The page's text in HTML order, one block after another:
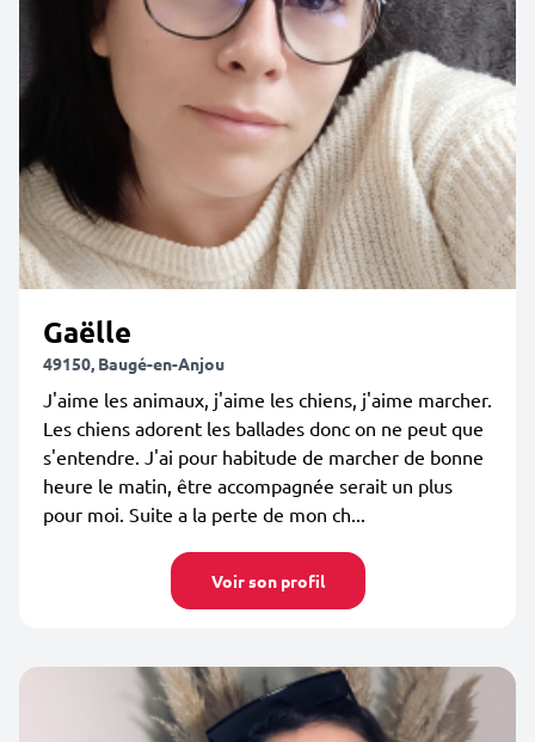
Gaëlle
49150, Baugé-en-Anjou
J'aime les animaux, j'aime les chiens, j'aime marcher.
Les chiens adorent les ballades donc on ne peut que
s'entendre. J'ai pour habitude de marcher de bonne
heure le matin, être accompagnée serait un plus
pour moi. Suite a la perte de mon ch...
Voir son profil